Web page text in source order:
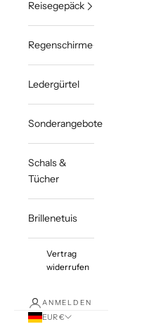
Reisegepäck
Regenschirme
Ledergürtel
Sonderangebote
Schals &
Tücher
Brillenetuis
Vertrag
widerrufen
ANMELDEN
EUR €